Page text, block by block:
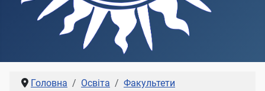
Головна Освіта
Факультети